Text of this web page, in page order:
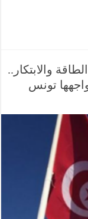
والابتكار..
تونس